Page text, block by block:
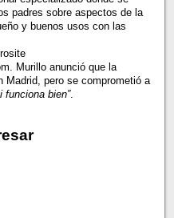
padres sobre aspectos de la
y buenos usos con las
Murillo anunció que la
Madrid, pero se comprometió a
funciona bien”.